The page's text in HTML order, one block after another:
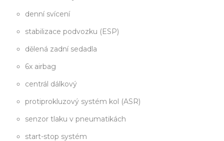
denní svícení
stabilizace podvozku (ESP)
dělená zadní sedadla
6x airbag
centrál dálkový
protiprokluzový systém kol (ASR)
senzor tlaku v pneumatikách
start-stop systém